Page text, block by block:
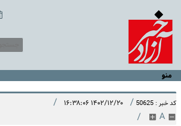
منو
کد خبر : 50625 / ۱۴۰۲/۱۲/۲۰ ۱۶:۳۸:۰۶ /
A
/